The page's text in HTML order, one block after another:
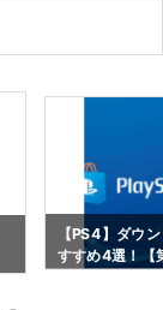
【PS4】ダウ
すすめ4選！【